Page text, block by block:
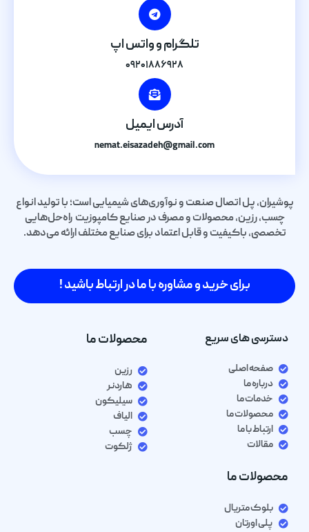
تلگرام و واتس اپ
۰۹۲۰۱۸۸۶۹۲۸
آدرس ایمیل
nemat.eisazadeh@gmail.com
پوشیران، پل اتصال صنعت و نوآوری‌های شیمیایی است؛ با تولید انواع
چسب، رزین، محصولات و مصرف در صنایع کامپوزیت راه‌حل‌هایی
تخصصی، باکیفیت و قابل اعتماد برای صنایع مختلف ارائه می‌دهد.
برای خرید و مشاوره با ما در ارتباط باشید !
دسترسی های سریع
صفحه اصلی
درباره ما
خدمات ما
محصولات ما
ارتباط با ما
مقالات
محصولات ما
رزین
هاردنر
سیلیکون
الیاف
چسب
ژلکوت
محصولات ما
بلوک متریال
پلی اورتان